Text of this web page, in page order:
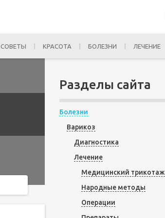
СОВЕТЫ КРАСОТА БОЛЕЗНИ ЛЕЧЕНИЕ
Разделы сайта
Болезни
Варикоз
Диагностика
Лечение
Медицинский трикотаж
Народные методы
Операции